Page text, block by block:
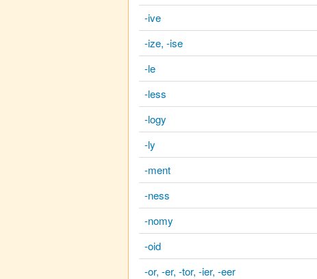
-ive
-ize, -ise
-le
-less
-logy
-ly
-ment
-ness
-nomy
-oid
-or, -er, -tor, -ier, -eer